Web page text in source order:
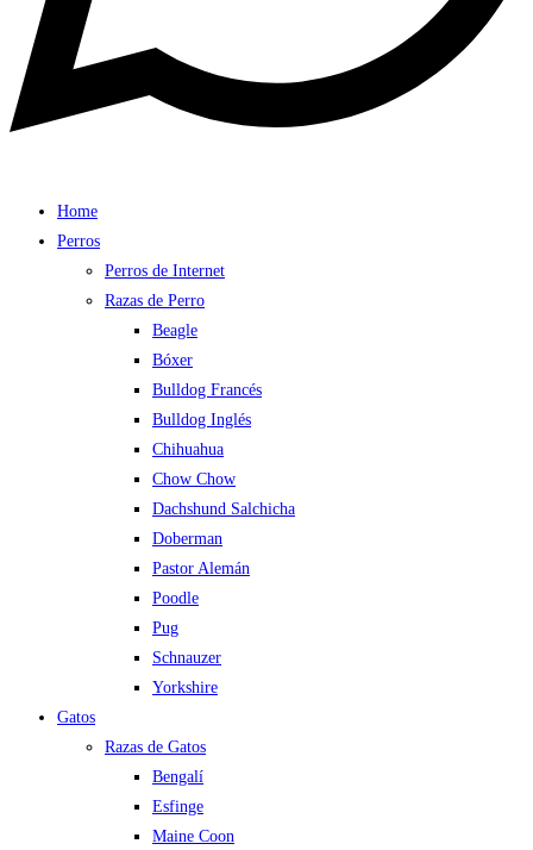
Home
Perros
Perros de Internet
Razas de Perro
Beagle
Bóxer
Bulldog Francés
Bulldog Inglés
Chihuahua
Chow Chow
Dachshund Salchicha
Doberman
Pastor Alemán
Poodle
Pug
Schnauzer
Yorkshire
Gatos
Razas de Gatos
Bengalí
Esfinge
Maine Coon